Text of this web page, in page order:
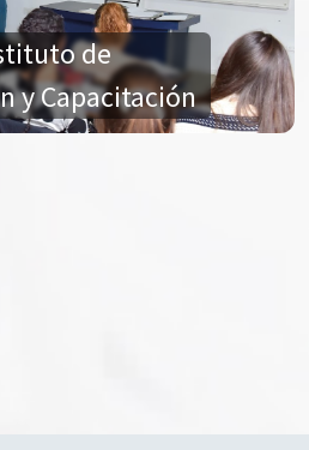
de
y Capacitación